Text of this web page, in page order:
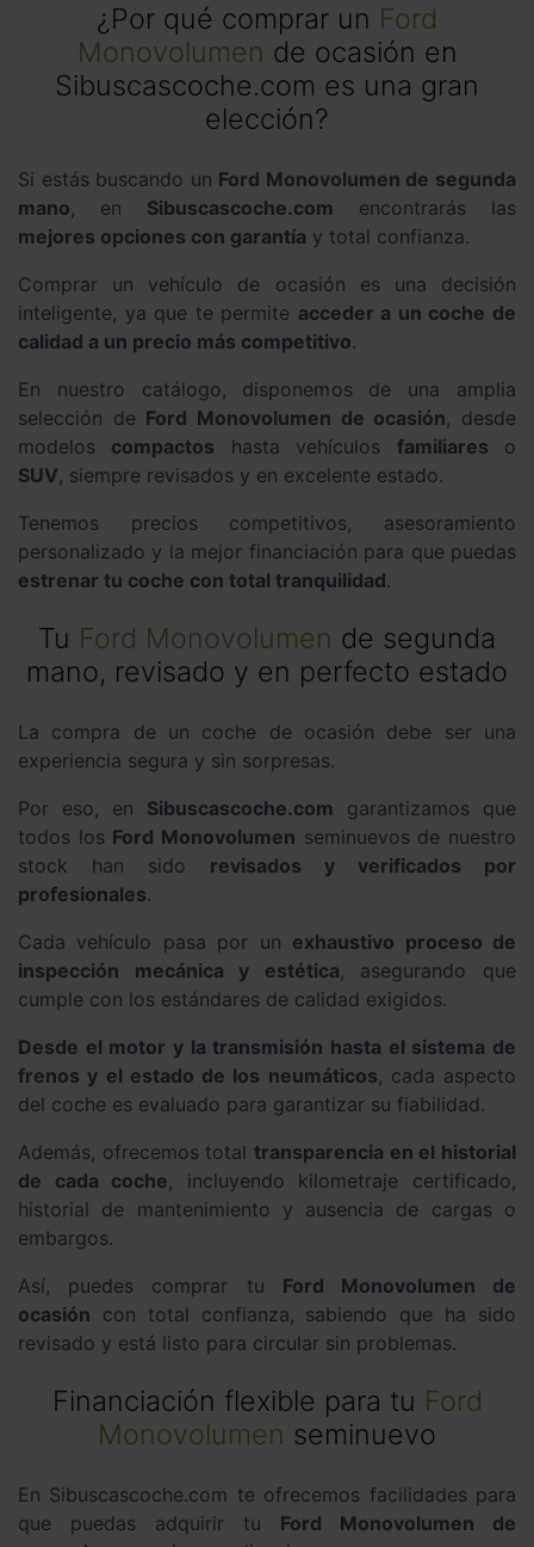
¿Por qué comprar un Ford
Monovolumen de ocasión en
Sibuscascoche.com es una gran
elección?
Si estás buscando un Ford Monovolumen de segunda
mano, en Sibuscascoche.com encontrarás las
mejores opciones con garantía y total confianza.
Comprar un vehículo de ocasión es una decisión
inteligente, ya que te permite acceder a un coche de
calidad a un precio más competitivo.
En nuestro catálogo, disponemos de una amplia
selección de Ford Monovolumen de ocasión, desde
modelos compactos hasta vehículos familiares o
SUV, siempre revisados y en excelente estado.
Tenemos precios competitivos, asesoramiento
personalizado y la mejor financiación para que puedas
estrenar tu coche con total tranquilidad.
Tu Ford Monovolumen de segunda
mano, revisado y en perfecto estado
La compra de un coche de ocasión debe ser una
experiencia segura y sin sorpresas.
Por eso, en Sibuscascoche.com garantizamos que
todos los Ford Monovolumen seminuevos de nuestro
stock han sido revisados y verificados por
profesionales.
Cada vehículo pasa por un exhaustivo proceso de
inspección mecánica y estética, asegurando que
cumple con los estándares de calidad exigidos.
Desde el motor y la transmisión hasta el sistema de
frenos y el estado de los neumáticos, cada aspecto
del coche es evaluado para garantizar su fiabilidad.
Además, ofrecemos total transparencia en el historial
de cada coche, incluyendo kilometraje certificado,
historial de mantenimiento y ausencia de cargas o
embargos.
Así, puedes comprar tu Ford Monovolumen de
ocasión con total confianza, sabiendo que ha sido
revisado y está listo para circular sin problemas.
Financiación flexible para tu Ford
Monovolumen seminuevo
En Sibuscascoche.com te ofrecemos facilidades para
que puedas adquirir tu Ford Monovolumen de